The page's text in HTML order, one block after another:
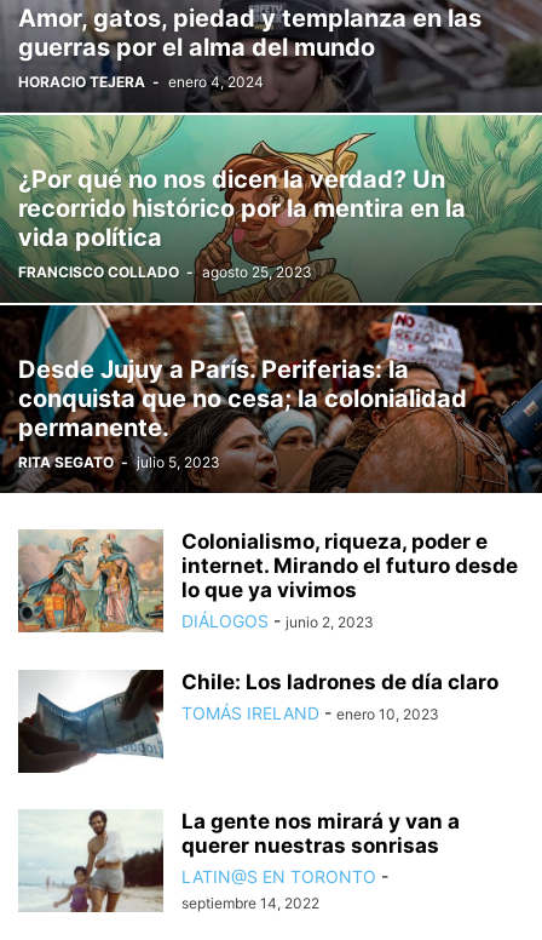
Amor, gatos, piedad y templanza en las
guerras por el alma del mundo
HORACIO TEJERA - enero 4, 2024
¿Por qué no nos dicen la verdad? Un
recorrido histórico por la mentira en la
vida política
FRANCISCO COLLADO - agosto 25, 2023
Desde Jujuy a París. Periferias: la
conquista que no cesa; la colonialidad
permanente.
RITA SEGATO - julio 5, 2023
Colonialismo, riqueza, poder e
internet. Mirando el futuro desde
lo que ya vivimos
DIÁLOGOS - junio 2, 2023
Chile: Los ladrones de día claro
TOMÁS IRELAND - enero 10, 2023
La gente nos mirará y van a
querer nuestras sonrisas
LATIN@S EN TORONTO -
septiembre 14, 2022